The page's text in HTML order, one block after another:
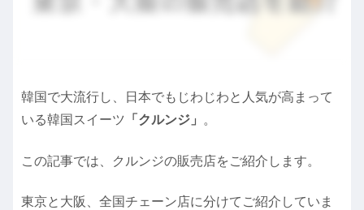
韓国で大流行し、日本でもじわじわと人気が高まって
いる韓国スイーツ 「クルンジ」 。
この記事では、クルンジの販売店をご紹介します。
東京と大阪、全国チェーン店に分けてご紹介していま